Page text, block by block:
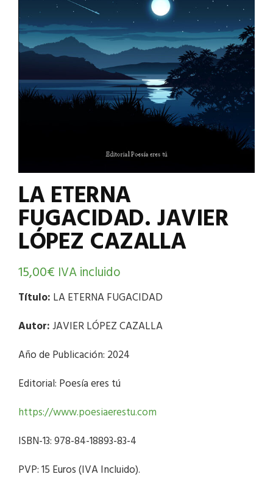
LA ETERNA
FUGACIDAD. JAVIER
LÓPEZ CAZALLA
15,00€ IVA incluido
Título: LA ETERNA FUGACIDAD
Autor:JAVIER LÓPEZ CAZALLA
Año de Publicación: 2024
Editorial: Poesía eres tú
https://www.poesiaerestu.com
ISBN-13: 978-84-18893-83-4
PVP: 15 Euros (IVA Incluido).